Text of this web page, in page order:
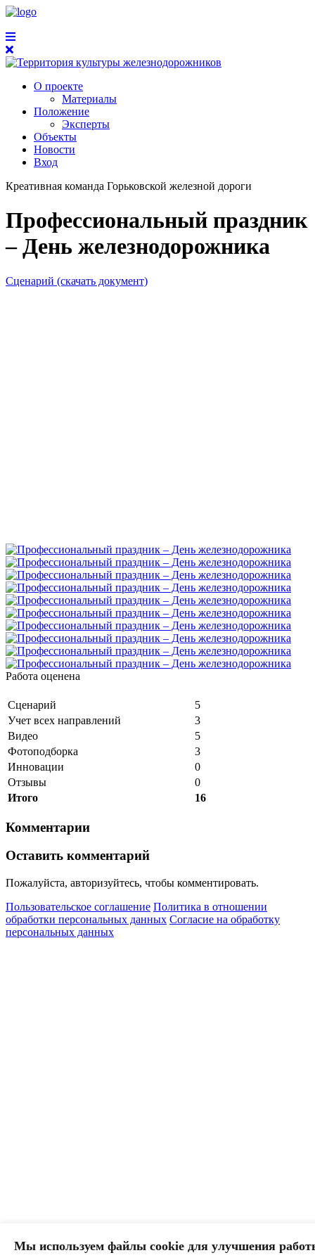
О проекте
Материалы
Положение
Эксперты
Объекты
Новости
Вход
Креативная команда Горьковской железной дороги
Профессиональный праздник
– День железнодорожника
Сценарий (скачать документ)
Работа оценена
Сценарий
5
Учет всех направлений
3
Видео
5
Фотоподборка
3
Инновации
0
Отзывы
0
Итого
16
Комментарии
Оставить комментарий
Пожалуйста, авторизуйтесь, чтобы комментировать.
Пользовательское соглашение Политика в отношении
обработки персональных данных Согласие на обработку
персональных данных
Мы используем файлы cookie для улучшения